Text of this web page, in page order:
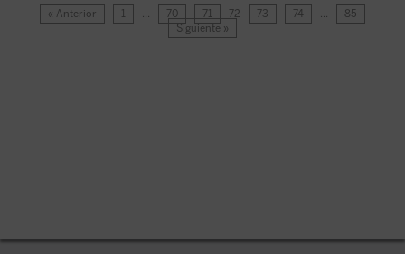
« Anterior 1 … 70 71 72 73 74 …
85
Siguiente »